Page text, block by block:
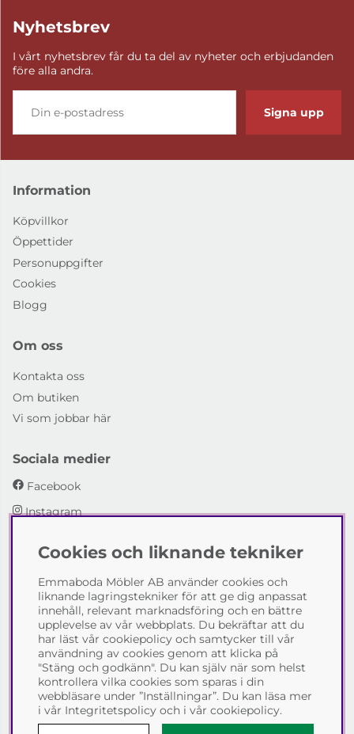
Nyhetsbrev
I vårt nyhetsbrev får du ta del av nyheter och erbjudanden
före alla andra.
Signa upp
Information
Köpvillkor
Öppettider
Personuppgifter
Cookies
Blogg
Om oss
Kontakta oss
Om butiken
Vi som jobbar här
Sociala medier
Facebook
Instagram
Emmaboda Möbler AB
I fyra generationer har vi hjälpt människor att möblera
sina hem och uppfylla sina inredningsdrömmar med
möbeldesign av högsta kvalitet. Vi vill hjälpa just dig att
skapa ditt drömhem - kontakta gärna oss och berätta
hur vi kan hjälpa dig.
Telefon:0471-13690
E-post:info@emmabodamobler.se
Cookies och liknande tekniker
Emmaboda Möbler AB använder cookies och
liknande lagringstekniker för att ge dig anpassat
innehåll, relevant marknadsföring och en bättre
upplevelse av vår webbplats. Du bekräftar att du
har läst vår cookiepolicy och samtycker till vår
användning av cookies genom att klicka på
"Stäng och godkänn". Du kan själv när som helst
kontrollera vilka cookies som sparas i din
webbläsare under ”Inställningar”. Du kan läsa mer
i vår Integritetspolicy och i vår cookiepolicy.